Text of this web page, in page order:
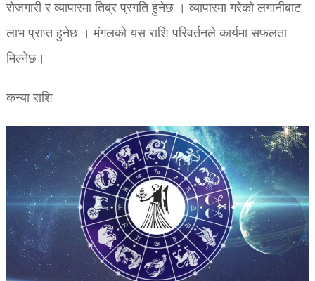
रोजगारी र व्यापारमा तिब्र प्रगति हुनेछ । व्यापारमा गरेको लगानीबाट
लाभ प्राप्त हुनेछ । मंगलको यस राशि परिवर्तनले कार्यमा सफलता
मिल्नेछ।
कन्या राशि